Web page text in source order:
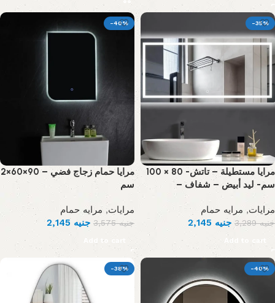
-35%
مرايا مستطيلة – تاتش- 80 × 100
سم- ليد أبيض – شفاف –
مرايات, مرايه حمام
جنيه3,289 جنيه
Add to cart
-40%
مرايا حمام زجاج فضي – 90×60×2
سم
مرايات, مرايه حمام
جنيه3,575 جنيه
Add to cart
-40%
-38%